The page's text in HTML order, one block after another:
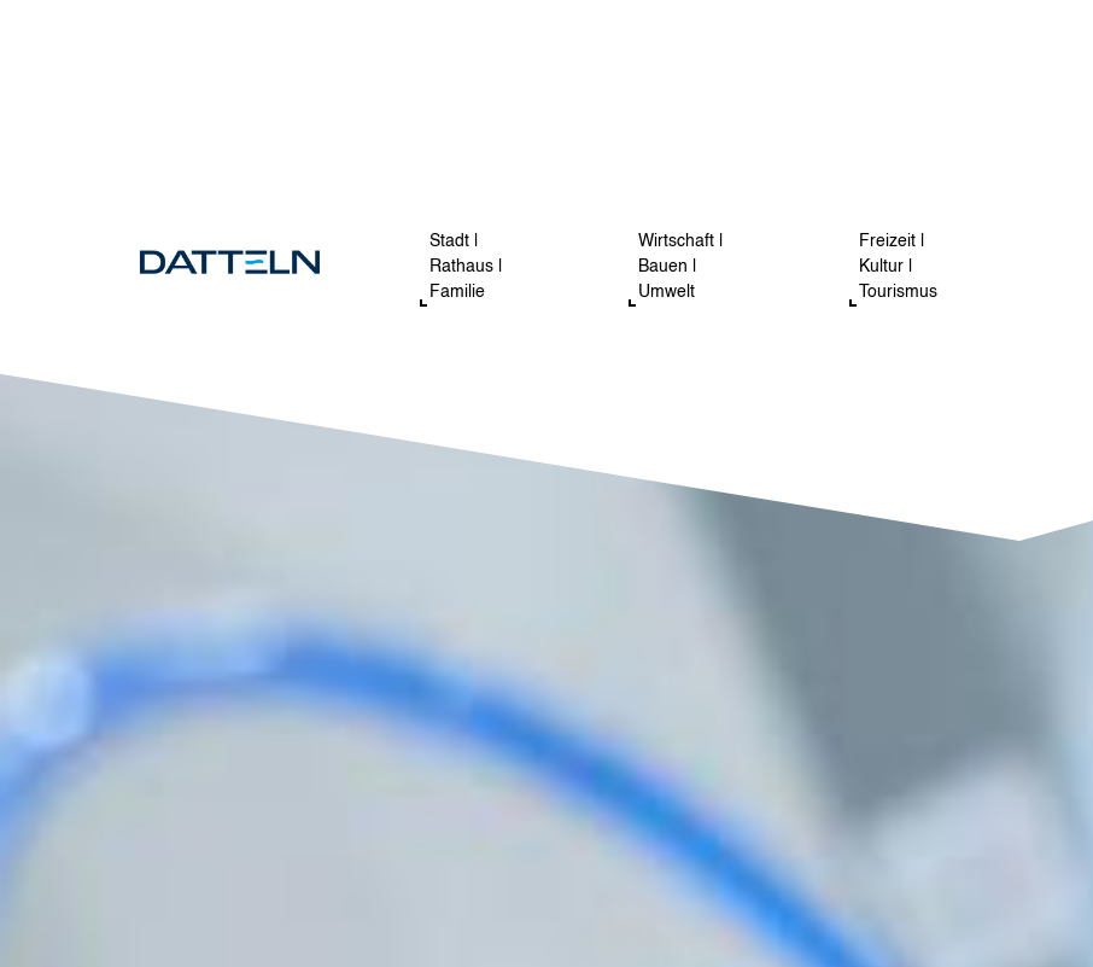
Stadt |
Rathaus |
Familie
Wirtschaft |
Bauen |
Umwelt
Freizeit |
Kultur |
Tourismus